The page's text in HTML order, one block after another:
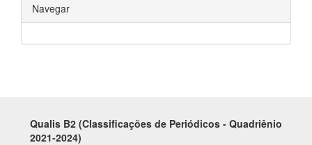
Navegar
Qualis B2 (Classificações de Periódicos - Quadriênio
2021-2024)